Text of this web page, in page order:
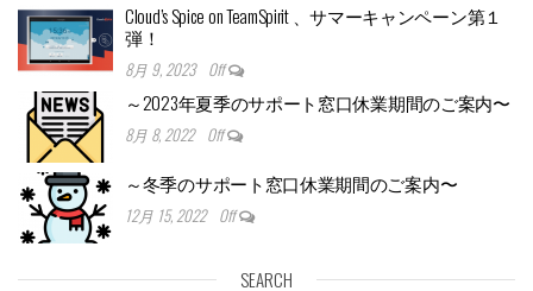
Cloud’s Spice on TeamSpirit 、サマーキャンペーン第１
弾！
8月 9, 2023 Off
～2023年夏季のサポート窓口休業期間のご案内〜
8月 8, 2022 Off
～冬季のサポート窓口休業期間のご案内〜
12月 15, 2022 Off
SEARCH